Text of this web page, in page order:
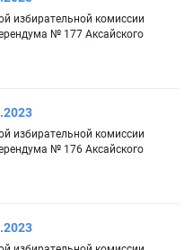
избирательной комиссии
№ 177 Аксайского
избирательной комиссии
№ 176 Аксайского